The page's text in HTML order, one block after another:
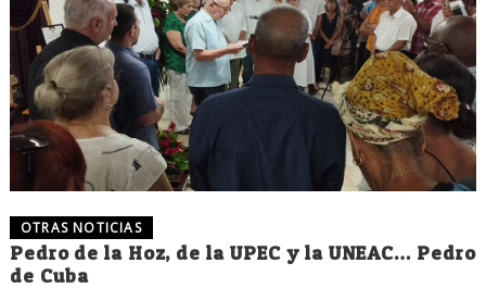
OTRAS NOTICIAS
Pedro de la Hoz, de la UPEC y la UNEAC… Pedro
de Cuba